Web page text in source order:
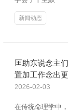
新闻动态
匡助东说念主
置加工作念出
2026-02-03
在传统命理学中